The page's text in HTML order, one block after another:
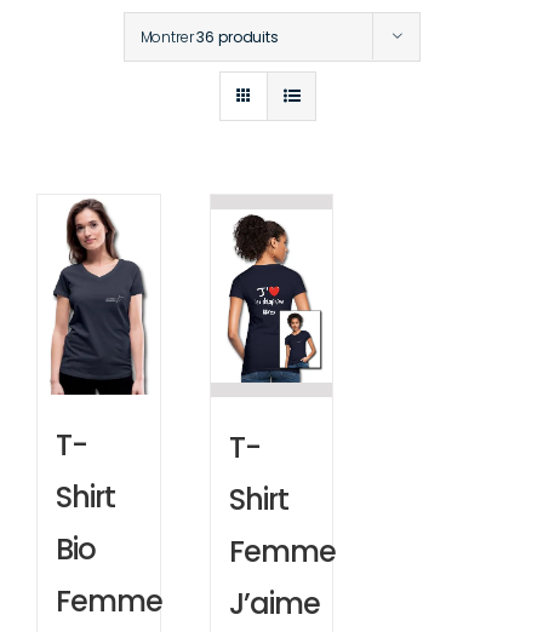
Montrer36 produits
T-
Shirt
Bio
Femme
T-
Shirt
Femme
J’aime